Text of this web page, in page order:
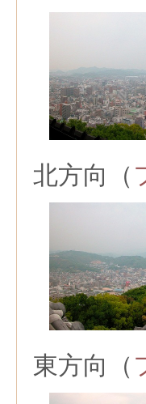
北方向（
東方向（